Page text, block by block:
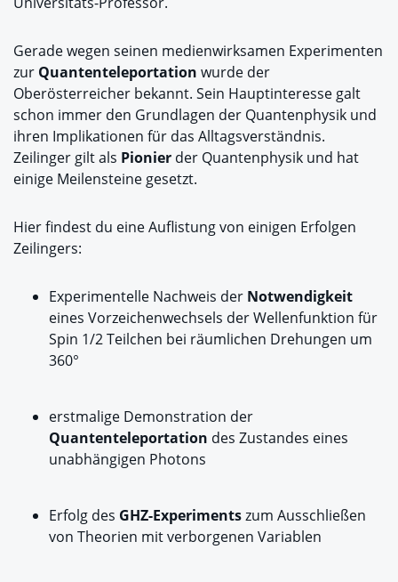
Gerade wegen seinen medienwirksamen Experimenten
zur Quantenteleportation wurde der
Oberösterreicher bekannt. Sein Hauptinteresse galt
schon immer den Grundlagen der Quantenphysik und
ihren Implikationen für das Alltagsverständnis.
Zeilinger gilt als Pionier der Quantenphysik und hat
einige Meilensteine gesetzt.
Hier findest du eine Auflistung von einigen Erfolgen
Zeilingers:
Experimentelle Nachweis der Notwendigkeit
eines Vorzeichenwechsels der Wellenfunktion für
Spin 1/2 Teilchen bei räumlichen Drehungen um
360°
erstmalige Demonstration der
Quantenteleportation des Zustandes eines
unabhängigen Photons
Erfolg des GHZ-Experimentszum Ausschließen
von Theorien mit verborgenen Variablen